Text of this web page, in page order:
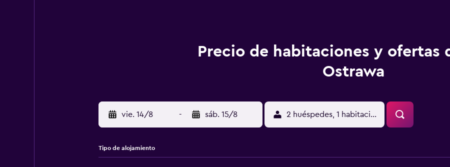
Precio de habitaciones y ofertas
Ostrawa
vie. 14/8 - sáb. 15/8 2 huéspedes, 1 habitación
Tipo de alojamiento